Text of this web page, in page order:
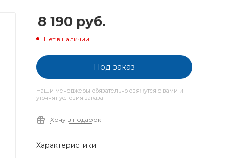
8 190 руб.
Нет в наличии
Под заказ
Наши менеджеры обязательно свяжутся с вами и
уточнят условия заказа
Хочу в подарок
Характеристики